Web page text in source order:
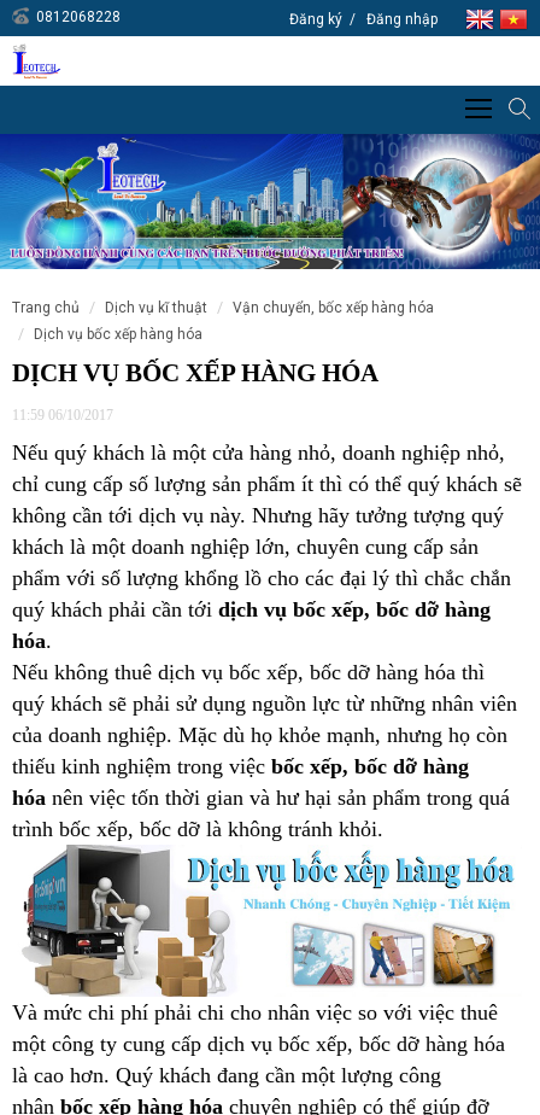
0812068228 Đăng ký Đăng nhập
trang chủ dịch vụ kĩ thuật
vận chuyển, bốc xếp hàng hóa
dịch vụ bốc xếp hàng hóa
DỊCH VỤ BỐC XẾP HÀNG HÓA
11:59 06/10/2017
Nếu quý khách là một cửa hàng nhỏ, doanh nghiệp nhỏ,
chỉ cung cấp số lượng sản phẩm ít thì có thể quý khách sẽ
không cần tới dịch vụ này. Nhưng hãy tưởng tượng quý
khách là một doanh nghiệp lớn, chuyên cung cấp sản
phẩm với số lượng khổng lồ cho các đại lý thì chắc chắn
quý khách phải cần tới dịch vụ bốc xếp, bốc dỡ hàng
hóa.
Nếu không thuê dịch vụ bốc xếp, bốc dỡ hàng hóa thì
quý khách sẽ phải sử dụng nguồn lực từ những nhân viên
của doanh nghiệp. Mặc dù họ khỏe mạnh, nhưng họ còn
thiếu kinh nghiệm trong việc bốc xếp, bốc dỡ hàng
hóa nên việc tốn thời gian và hư hại sản phẩm trong quá
trình bốc xếp, bốc dỡ là không tránh khỏi.
Và mức chi phí phải chi cho nhân việc so với việc thuê
một công ty cung cấp dịch vụ bốc xếp, bốc dỡ hàng hóa
là cao hơn. Quý khách đang cần một lượng công
nhân bốc xếp hàng hóa chuyên nghiệp có thể giúp đỡ